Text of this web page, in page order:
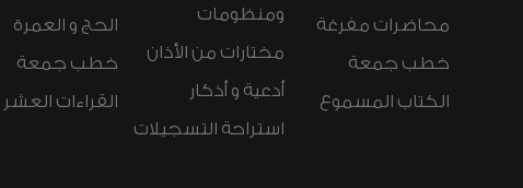
محاضرات مفرغة
خطب جمعة
الكتاب المسموع
ومنظومات
مختارات من الأذان
أدعية و أذكار
استراحة التسجيلات
الحج و العمرة
خطب جمعة
القراءات العشر